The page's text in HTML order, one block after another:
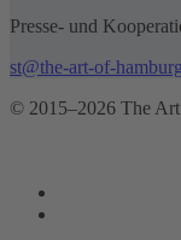
Presse- und
st@the-art-of-
© 2015–2026 The